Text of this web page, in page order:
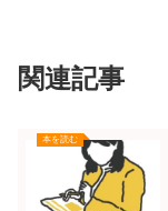
関連記事
本を読む